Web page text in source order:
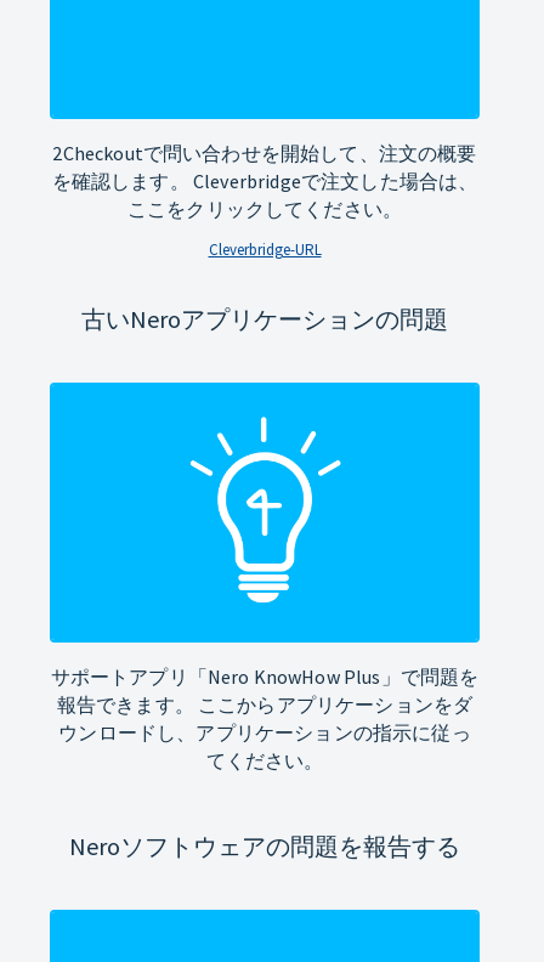
2Checkoutで問い合わせを開始して、注文の概要
を確認します。 Cleverbridgeで注文した場合は、
ここをクリックしてください。
Cleverbridge-URL
古いNeroアプリケーションの問題
サポートアプリ「Nero KnowHow Plus」で問題を
報告できます。 ここからアプリケーションをダ
ウンロードし、アプリケーションの指示に従っ
てください。
Neroソフトウェアの問題を報告する